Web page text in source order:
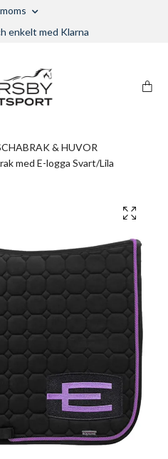
enkelt med Klarna
& HUVOR
med E-logga Svart/Lila